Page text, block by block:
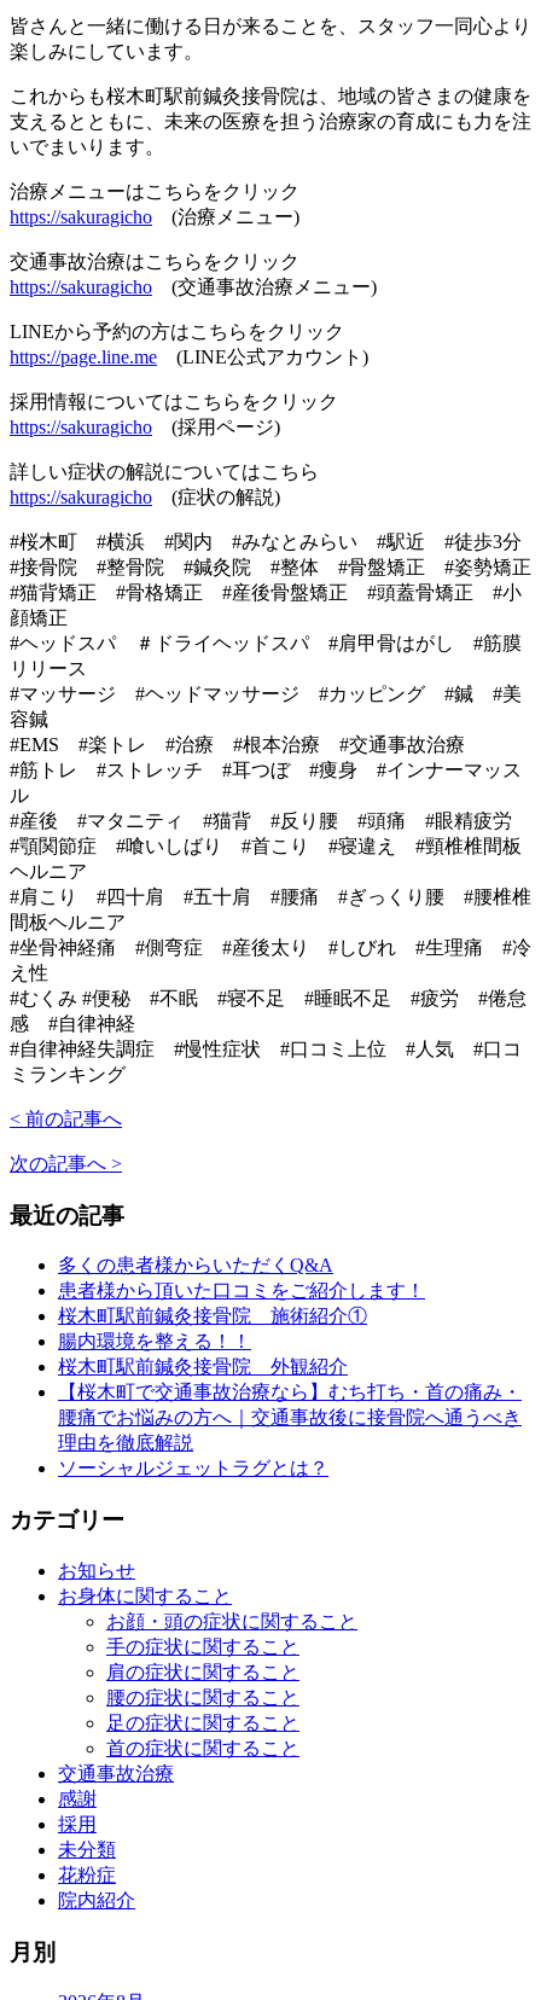
皆さんと一緒に働ける日が来ることを、スタッフ一同心より
楽しみにしています。
これからも桜木町駅前鍼灸接骨院は、地域の皆さまの健康を
支えるとともに、未来の医療を担う治療家の育成にも力を注
いでまいります。
治療メニューはこちらをクリック
https://sakuragicho (治療メニュー)
交通事故治療はこちらをクリック
https://sakuragicho (交通事故治療メニュー)
LINEから予約の方はこちらをクリック
https://page.line.me (LINE公式アカウント)
採用情報についてはこちらをクリック
https://sakuragicho (採用ページ)
詳しい症状の解説についてはこちら
https://sakuragicho (症状の解説)
#桜木町 #横浜 #関内 #みなとみらい #駅近 #徒歩3分
#接骨院 #整骨院 #鍼灸院 #整体 #骨盤矯正 #姿勢矯正
#猫背矯正 #骨格矯正 #産後骨盤矯正 #頭蓋骨矯正 #小
顔矯正
#ヘッドスパ ＃ドライヘッドスパ #肩甲骨はがし #筋膜
リリース
#マッサージ #ヘッドマッサージ #カッピング #鍼 #美
容鍼
#EMS #楽トレ #治療 #根本治療 #交通事故治療
#筋トレ #ストレッチ #耳つぼ #痩身 #インナーマッス
ル
#産後 #マタニティ #猫背 #反り腰 #頭痛 #眼精疲労
#顎関節症 #喰いしばり #首こり #寝違え #頸椎椎間板
ヘルニア
#肩こり #四十肩 #五十肩 #腰痛 #ぎっくり腰 #腰椎椎
間板ヘルニア
#坐骨神経痛 #側弯症 #産後太り #しびれ #生理痛 #冷
え性
#むくみ #便秘 #不眠 #寝不足 #睡眠不足 #疲労 #倦怠
感 #自律神経
#自律神経失調症 #慢性症状 #口コミ上位 #人気 #口コ
ミランキング
< 前の記事へ
次の記事へ >
最近の記事
多くの患者様からいただくQ&A
患者様から頂いた口コミをご紹介します！
桜木町駅前鍼灸接骨院 施術紹介①
腸内環境を整える！！
桜木町駅前鍼灸接骨院 外観紹介
【桜木町で交通事故治療なら】むち打ち・首の痛み・
腰痛でお悩みの方へ｜交通事故後に接骨院へ通うべき
理由を徹底解説
ソーシャルジェットラグとは？
カテゴリー
お知らせ
お身体に関すること
お顔・頭の症状に関すること
手の症状に関すること
肩の症状に関すること
腰の症状に関すること
足の症状に関すること
首の症状に関すること
交通事故治療
感謝
採用
未分類
花粉症
院内紹介
月別